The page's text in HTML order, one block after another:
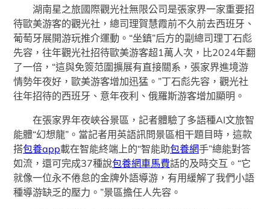
湖南星之旅國際觀光社無限公司是張家界一家重要招
待歐美游客的觀光社，總司理賀慧霞前不久前去西班牙、
葡萄牙展開游玩推介運動。“坐鎮”后方的副總司理丁石彪
先容，往年觀光社招待歐美游客超1萬人次，比2024年翻
了一倍，“這與免簽范圍擴展有直接關系，張家界進境游
情勢年夜好，歐美游客增加迅猛。”丁石彪先容，觀光社
往年招待的西班牙、意年夜利、俄羅斯游客增加顯明。
在張家界年夜峽谷景區，記者體驗了多語種AI文旅智
能體“幻想龍”。當記者用英語訊問景區相干題目時，這款
搭包養app載在智能終端上的“智能助包養網手”總能對答
如流，還可完成37種說包養網車馬費話的及時交互。“它
就像一位永不倦怠的金牌外語導游，有用緩解了我們小語
種導游缺乏的壓力。”景區擔任人先容。